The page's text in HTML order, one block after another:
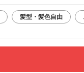
髪型・髪色自由